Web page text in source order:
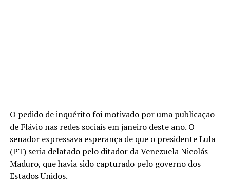
O pedido de inquérito foi motivado por uma publicação
de Flávio nas redes sociais em janeiro deste ano. O
senador expressava esperança de que o presidente Lula
(PT) seria delatado pelo ditador da Venezuela Nicolás
Maduro, que havia sido capturado pelo governo dos
Estados Unidos.